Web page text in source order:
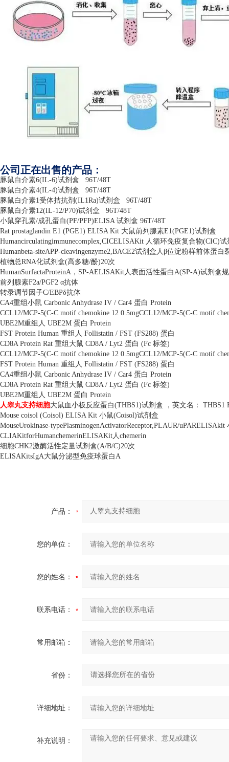
公司正在出售的产品：
豚鼠白介素6(IL-6)试剂盒
96T/48T
豚鼠白介素4(IL-4)试剂盒
96T/48T
豚鼠白介素1受体拮抗剂 (IL1Ra)试剂盒
96T/48T
豚鼠白介素12(IL-12/P70)试剂盒
96T/48T
小鼠穿孔素/成孔蛋白(PF/PFP)ELISA 试剂盒 96T/48T
Rat prostaglandin E1 (PGE1) ELISA Kit 大鼠前列腺素E1(PGE1)试剂盒
Humancirculatingimmunecomplex,CICELISAKit 人循环免疫复合物(CIC)试
Humanbeta-siteAPP-cleavingenzyme2,BACE2试剂盒人β位淀粉样前体蛋白
植物总RNA化试剂盒(高多糖/酚)20次
HumanSurfactaProteinA ， SP-AELISAKit人表面活性蛋白A(SP-A)试剂盒
前列腺素F2a/PGF2 α抗体
转录调节因子C/EBPδ抗体
CA4重组小鼠 Carbonic Anhydrase IV / Car4 蛋白 Protein
CCL12/MCP-5(C-C motif chemokine 12 0.5mgCCL12/MCP-5(C-C motif
UBE2M重组人 UBE2M 蛋白 Protein
FST Protein Human 重组人 Follistatin / FST (FS288) 蛋白
CD8A Protein Rat 重组大鼠 CD8A / Lyt2 蛋白 (Fc 标签)
CCL12/MCP-5(C-C motif chemokine 12 0.5mgCCL12/MCP-5(C-C motif
FST Protein Human 重组人 Follistatin / FST (FS288) 蛋白
CA4重组小鼠 Carbonic Anhydrase IV / Car4 蛋白 Protein
CD8A Protein Rat 重组大鼠 CD8A / Lyt2 蛋白 (Fc 标签)
UBE2M重组人 UBE2M 蛋白 Protein
人睾丸支持细胞大鼠血小板反应蛋白(THBS1)试剂盒 ，英文名：
THBS1
Mouse coisol (Coisol) ELISA Kit 小鼠(Coisol)试剂盒
MouseUrokinase-typePlasminogenActivatorReceptor,PLAUR/uPARELISAkit
CLIAKitforHumanchemerinELISAKit人chemerin
细胞CHK2激酶活性定量试剂盒(A/B/C)20次
ELISAKitsIgA大鼠分泌型免疫球蛋白A
产品：
您的单位：
您的姓名：
联系电话：
常用邮箱：
省份：
详细地址：
补充说明：